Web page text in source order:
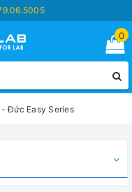
0
- Đức Easy Series